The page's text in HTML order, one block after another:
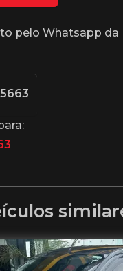
pelo Whatsapp da